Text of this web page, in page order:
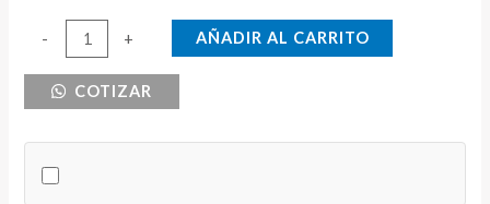
-
GUARDAMOTOR
63A
+ AÑADIR AL CARRITO
COTIZAR